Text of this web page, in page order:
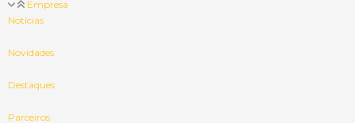
Empresa
Notícias
Novidades
Destaques
Parceiros